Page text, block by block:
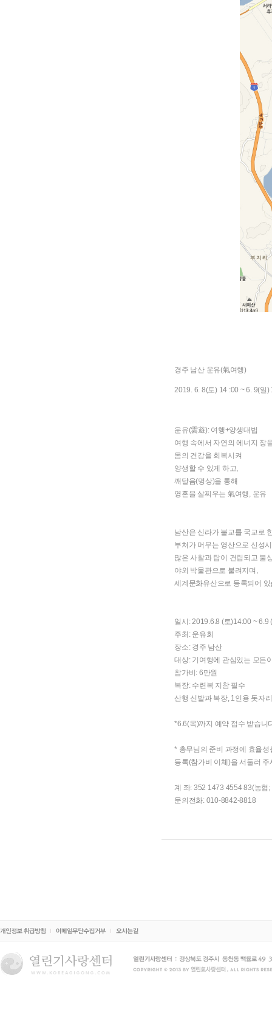
경주 남산 운유(氣여행)
2019. 6. 8(토) 14 :00 ~ 6. 9(일)
운유(雲遊): 여행+양생대법
여행 속에서 자연의 에너지 장
몸의 건강을 회복시켜
양생할 수 있게 하고,
깨달음(명상)을 통해
영혼을 살찌우는 氣여행, 운유
남산은 신라가 불교를 국교로
부처가 머무는 영산으로 신성
많은 사찰과 탑이 건립되고 불
야외 박물관으로 불려지며,
세계문화유산으로 등록되어 있
일시: 2019.6.8 (토)14:00 ~ 6.9
주최: 운유회
장소: 경주 남산
대상: 기여행에 관심있는 모든
참가비: 6만원
복장: 수련복 지참 필수
산행 신발과 복장, 1인용 돗자
*6.6(목)까지 예약 접수 받습니
* 총무님의 준비 과정에 효율
등록(참가비 이체)을 서둘러 주
계 좌: 352 1473 4554 83(농협
문의전화: 010-8842-8818